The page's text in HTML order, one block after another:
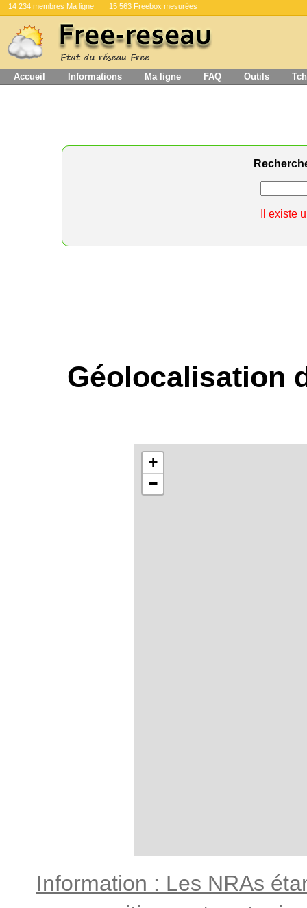
14 234 membres Ma ligne 15 563 Freebox mesurées
Accueil Informations Ma ligne FAQ Outils
Il existe
Géolocalisation
+
−
Information : Les NRAs